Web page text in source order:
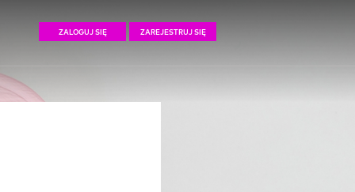
ZALOGUJ SIĘ ZAREJESTRUJ SIĘ